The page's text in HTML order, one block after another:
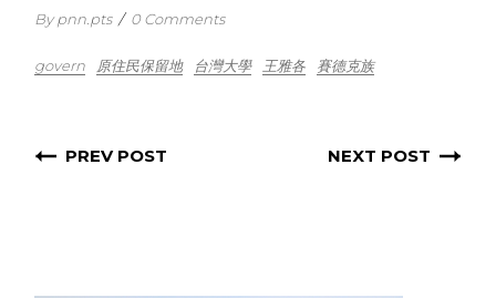
By pnn.pts / 0 Comments
govern 原住民保留地 台灣大學 王雅各 賽德克族
PREV POST NEXT POST